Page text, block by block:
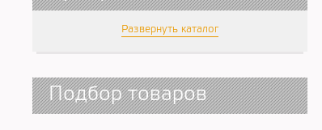
Развернуть каталог
Подбор товаров